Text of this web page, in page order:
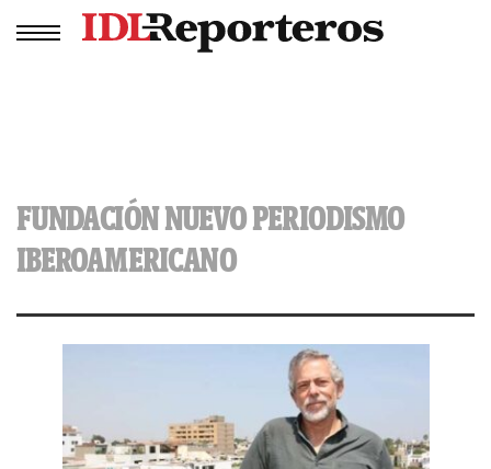
FUNDACIÓN NUEVO PERIODISMO
IBEROAMERICANO